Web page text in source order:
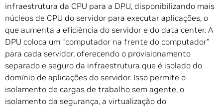
infraestrutura da CPU para a DPU, disponibilizando mais
núcleos de CPU do servidor para executar aplicações, o
que aumenta a eficiência do servidor e do data center. A
DPU coloca um “computador na frente do computador”
para cada servidor, oferecendo o provisionamento
separado e seguro da infraestrutura que é isolado do
domínio de aplicações do servidor. Isso permite o
isolamento de cargas de trabalho sem agente, o
isolamento da segurança, a virtualização do